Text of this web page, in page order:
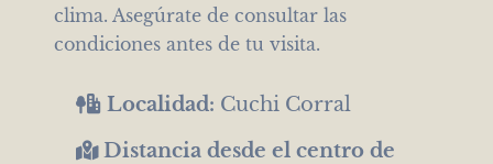
clima. Asegúrate de consultar las
condiciones antes de tu visita.
Localidad: Cuchi Corral
Distancia desde el centro de